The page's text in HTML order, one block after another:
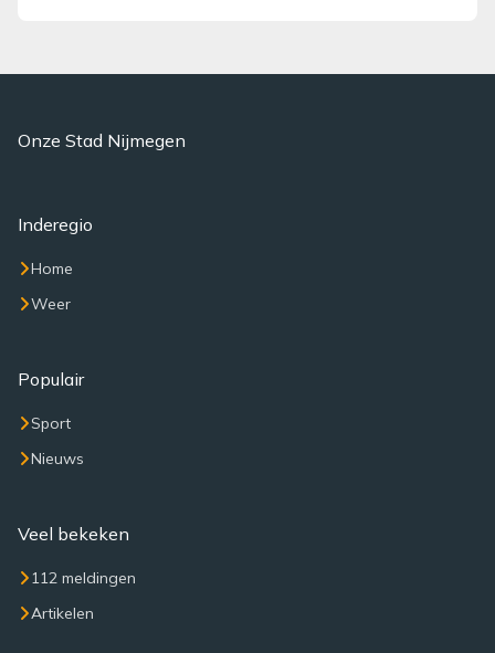
Onze Stad Nijmegen
Inderegio
Home
Weer
Populair
Sport
Nieuws
Veel bekeken
112 meldingen
Artikelen